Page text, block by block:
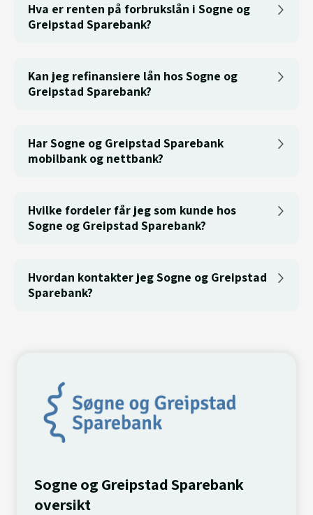
Sogne og Greipstad Sparebank
oversikt
Hva er renten på forbrukslån i Sogne og
Greipstad Sparebank?
Kan jeg refinansiere lån hos Sogne og
Greipstad Sparebank?
Har Sogne og Greipstad Sparebank
mobilbank og nettbank?
Hvilke fordeler får jeg som kunde hos
Sogne og Greipstad Sparebank?
Hvordan kontakter jeg Sogne og Greipstad
Sparebank?